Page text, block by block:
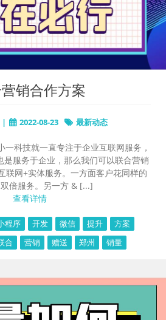
销合作方案
| 2022-08-23 最新动态
一科技就一直专注于企业互联网服务，
服务于企业，那么我们可以联合营销
联网+实体服务。一方面客户花同样的
倍服务。另一方 & [...]
查看详情
程序 开发 微信 提升
方案
合 营销 赠送 郑州 销量